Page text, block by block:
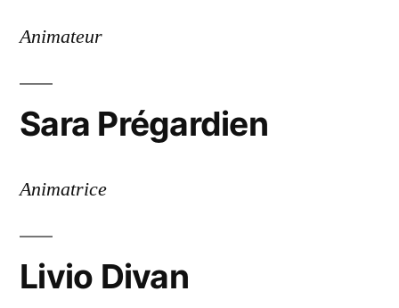
Animateur
Sara Prégardien
Animatrice
Livio Divan